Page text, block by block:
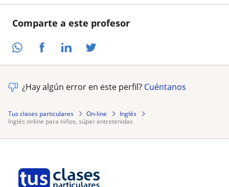
Comparte a este profesor
¿Hay algún error en este perfil? Cuéntanos
Tus clases particulares On-line
Inglés
inglés online para niños, súper entretenidas